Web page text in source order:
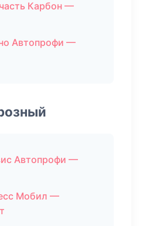
Карбон —
Автопрофи —
Автопрофи —
Мобил —